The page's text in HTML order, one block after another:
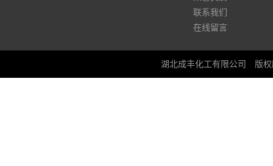
联系我们
在线留言
湖北成丰化工有限公司 版